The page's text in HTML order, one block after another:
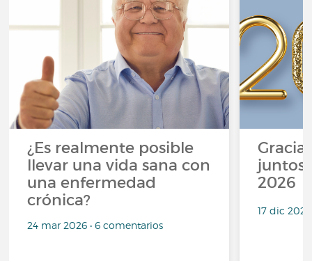
¿Es realmente posible
llevar una vida sana con
una enfermedad
crónica?
24 mar 2026 • 6 comentarios
2026
17 dic